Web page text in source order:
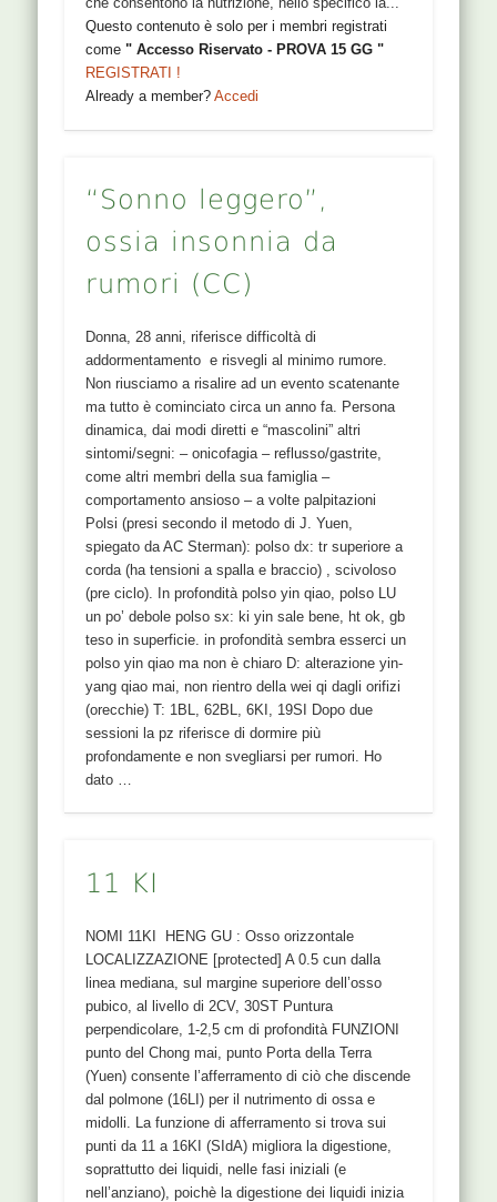
Questo contenuto è solo per i membri registrati
come" Accesso Riservato - PROVA 15 GG "
REGISTRATI !
Already a member?Accedi
“Sonno leggero”,
ossia insonnia da
rumori (CC)
Donna, 28 anni, riferisce difficoltà di
addormentamento e risvegli al minimo rumore.
Non riusciamo a risalire ad un evento scatenante
ma tutto è cominciato circa un anno fa. Persona
dinamica, dai modi diretti e “mascolini” altri
sintomi/segni: – onicofagia – reflusso/gastrite,
come altri membri della sua famiglia –
comportamento ansioso – a volte palpitazioni
Polsi (presi secondo il metodo di J. Yuen,
spiegato da AC Sterman): polso dx: tr superiore a
corda (ha tensioni a spalla e braccio) , scivoloso
(pre ciclo). In profondità polso yin qiao, polso LU
un po’ debole polso sx: ki yin sale bene, ht ok, gb
teso in superficie. in profondità sembra esserci un
polso yin qiao ma non è chiaro D: alterazione yin-
yang qiao mai, non rientro della wei qi dagli orifizi
(orecchie) T: 1BL, 62BL, 6KI, 19SI Dopo due
sessioni la pz riferisce di dormire più
profondamente e non svegliarsi per rumori. Ho
dato …
11 KI
NOMI 11KI HENG GU : Osso orizzontale
LOCALIZZAZIONE [protected] A 0.5 cun dalla
linea mediana, sul margine superiore dell’osso
pubico, al livello di 2CV, 30ST Puntura
perpendicolare, 1-2,5 cm di profondità FUNZIONI
punto del Chong mai, punto Porta della Terra
(Yuen) consente l’afferramento di ciò che discende
dal polmone (16LI) per il nutrimento di ossa e
midolli. La funzione di afferramento si trova sui
punti da 11 a 16KI (SIdA) migliora la digestione,
soprattutto dei liquidi, nelle fasi iniziali (e
nell’anziano), poichè la digestione dei liquidi inizia